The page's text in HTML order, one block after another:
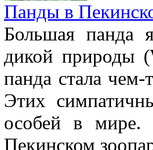
Панды в
Большая панда
дикой природы
панда стала
Этих
особей в мире.
Пекинском